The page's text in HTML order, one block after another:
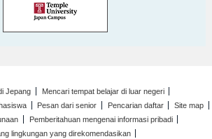
Jepang
Mencari tempat belajar di luar negeri
Pesan dari senior Pencarian daftar
Site map
Pemberitahuan mengenai informasi pribadi
lingkungan yang direkomendasikan